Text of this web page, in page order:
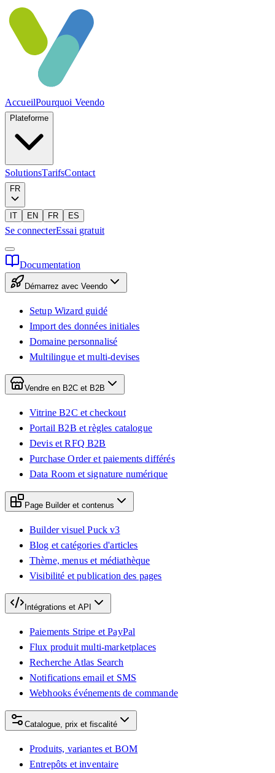
AccueilPourquoi Veendo
Plateforme
SolutionsTarifsContact
FR
IT EN FR ES
Se connecterEssai gratuit
Documentation
Démarrez avec Veendo
Setup Wizard guidé
Import des données initiales
Domaine personnalisé
Multilingue et multi-devises
Vendre en B2C et B2B
Vitrine B2C et checkout
Portail B2B et règles catalogue
Devis et RFQ B2B
Purchase Order et paiements différés
Data Room et signature numérique
Page Builder et contenus
Builder visuel Puck v3
Blog et catégories d'articles
Thème, menus et médiathèque
Visibilité et publication des pages
Intégrations et API
Paiements Stripe et PayPal
Flux produit multi-marketplaces
Recherche Atlas Search
Notifications email et SMS
Webhooks événements de commande
Catalogue, prix et fiscalité
Produits, variantes et BOM
Entrepôts et inventaire